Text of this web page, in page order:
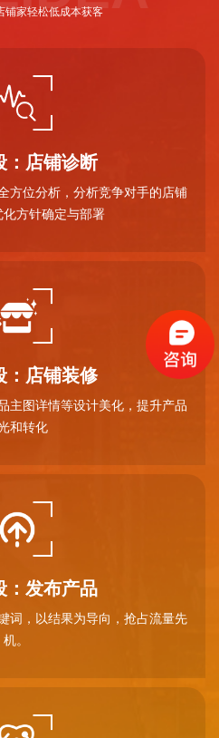
铺家轻松低成本获客
：店铺诊断
方位分析，分析竞争对手的店铺
方针确定与部署
：店铺装修
主图详情等设计美化，提升产品
和转化
：发布产品
词，以结果为导向，抢占流量先
机。